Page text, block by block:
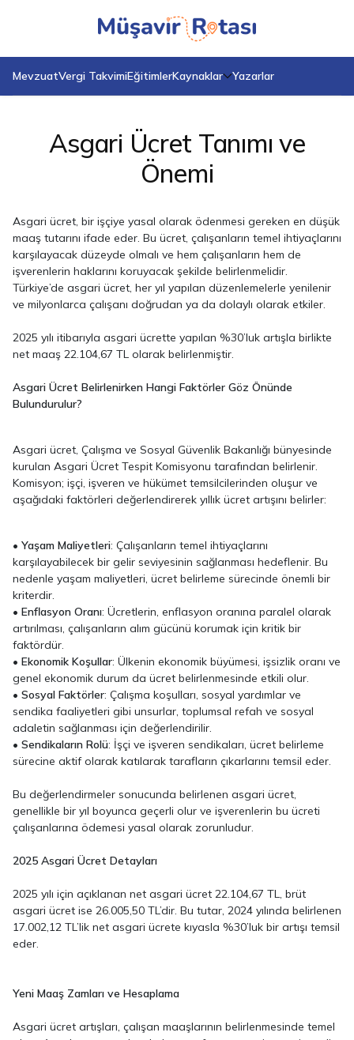
MevzuatVergi TakvimiEğitimlerKaynaklar Yazarlar
Anasayfa Blog Asgari Ücret Tanımı ve Önemi
Asgari Ücret Tanımı ve
Önemi
Asgari ücret, bir işçiye yasal olarak ödenmesi gereken en düşük
maaş tutarını ifade eder. Bu ücret, çalışanların temel ihtiyaçlarını
karşılayacak düzeyde olmalı ve hem çalışanların hem de
işverenlerin haklarını koruyacak şekilde belirlenmelidir.
Türkiye’de asgari ücret, her yıl yapılan düzenlemelerle yenilenir
ve milyonlarca çalışanı doğrudan ya da dolaylı olarak etkiler.
2025 yılı itibarıyla asgari ücrette yapılan %30’luk artışla birlikte
net maaş 22.104,67 TL olarak belirlenmiştir.
Asgari Ücret Belirlenirken Hangi Faktörler Göz Önünde
Bulundurulur?
Asgari ücret, Çalışma ve Sosyal Güvenlik Bakanlığı bünyesinde
kurulan Asgari Ücret Tespit Komisyonu tarafından belirlenir.
Komisyon; işçi, işveren ve hükümet temsilcilerinden oluşur ve
aşağıdaki faktörleri değerlendirerek yıllık ücret artışını belirler:
• Yaşam Maliyetleri: Çalışanların temel ihtiyaçlarını
karşılayabilecek bir gelir seviyesinin sağlanması hedeflenir. Bu
nedenle yaşam maliyetleri, ücret belirleme sürecinde önemli bir
kriterdir.
• Enflasyon Oranı: Ücretlerin, enflasyon oranına paralel olarak
artırılması, çalışanların alım gücünü korumak için kritik bir
faktördür.
• Ekonomik Koşullar: Ülkenin ekonomik büyümesi, işsizlik oranı ve
genel ekonomik durum da ücret belirlenmesinde etkili olur.
• Sosyal Faktörler: Çalışma koşulları, sosyal yardımlar ve
sendika faaliyetleri gibi unsurlar, toplumsal refah ve sosyal
adaletin sağlanması için değerlendirilir.
• Sendikaların Rolü: İşçi ve işveren sendikaları, ücret belirleme
sürecine aktif olarak katılarak tarafların çıkarlarını temsil eder.
Bu değerlendirmeler sonucunda belirlenen asgari ücret,
genellikle bir yıl boyunca geçerli olur ve işverenlerin bu ücreti
çalışanlarına ödemesi yasal olarak zorunludur.
2025 Asgari Ücret Detayları
2025 yılı için açıklanan net asgari ücret 22.104,67 TL, brüt
asgari ücret ise 26.005,50 TL’dir. Bu tutar, 2024 yılında belirlenen
17.002,12 TL’lik net asgari ücrete kıyasla %30’luk bir artışı temsil
eder.
Yeni Maaş Zamları ve Hesaplama
Asgari ücret artışları, çalışan maaşlarının belirlenmesinde temel